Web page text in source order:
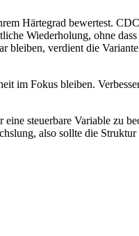
Härtegrad bewertest.
Wiederholung, ohne
verdient die
im Fokus bleiben.
steuerbare Variable zu
also sollte die